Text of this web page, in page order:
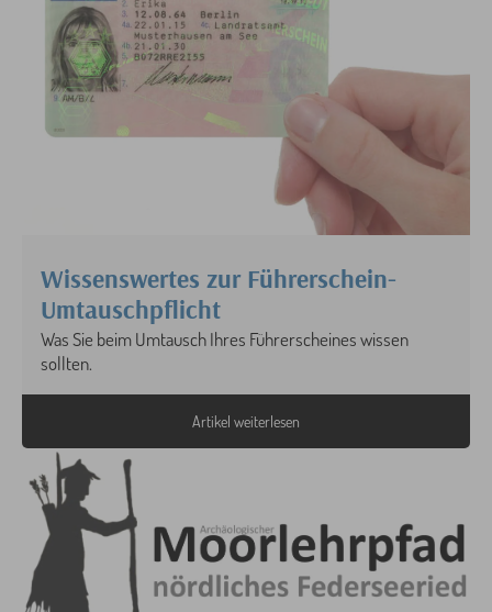
Wissenswertes zur Führerschein-
Umtauschpflicht
Was Sie beim Umtausch Ihres Führerscheines wissen
sollten.
Artikel weiterlesen